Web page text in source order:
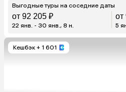
Выгодные туры на соседние даты
от 92 205 ₽
22 янв. - 30 янв., 8 н.
от
5
Кешбэк + 1 601